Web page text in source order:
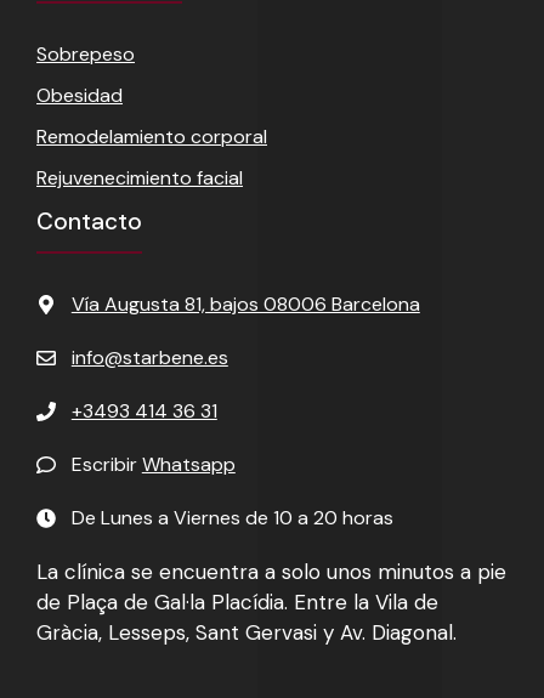
Sobrepeso
Obesidad
Remodelamiento corporal
Rejuvenecimiento facial
Contacto
Vía Augusta 81, bajos 08006 Barcelona
info@starbene.es
+3493 414 36 31
EscribirWhatsapp
De Lunes a Viernes de 10 a 20 horas
La clínica se encuentra a solo unos minutos a pie
de Plaça de Gal·la Placídia. Entre la Vila de
Gràcia, Lesseps, Sant Gervasi y Av. Diagonal.